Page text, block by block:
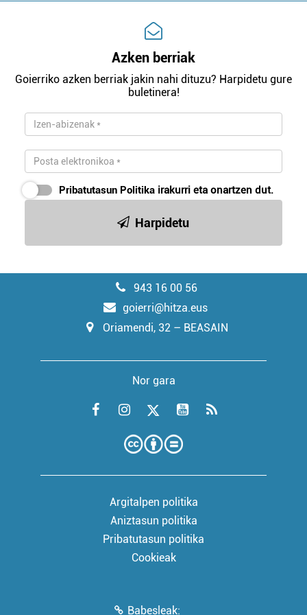
Azken berriak
Goierriko azken berriak jakin nahi dituzu? Harpidetu gure
buletinera!
Pribatutasun Politika irakurri eta onartzen dut.
Harpidetu
943 16 00 56
goierri@hitza.eus
Oriamendi, 32 – BEASAIN
Nor gara
Argitalpen politika
Aniztasun politika
Pribatutasun politika
Cookieak
Babesleak: